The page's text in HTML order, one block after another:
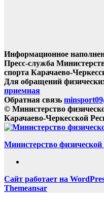
Информационное
Пресс-служба
спорта Карачаево-
Для обращений
приемная
Обратная связь
© Министерство
Карачаево-Черкесской
Министерство
Сайт работает на
Themeansar